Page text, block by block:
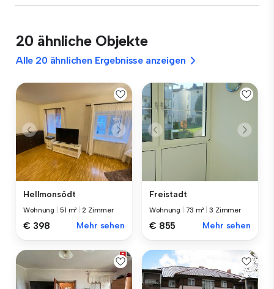
20 ähnliche Objekte
Alle 20 ähnlichen Ergebnisse anzeigen
Hellmonsödt
Wohnung 51 m² |2 Zimmer
€ 398 Mehr sehen
Freistadt
Wohnung 73 m² |3 Zimmer
€ 855 Mehr sehen